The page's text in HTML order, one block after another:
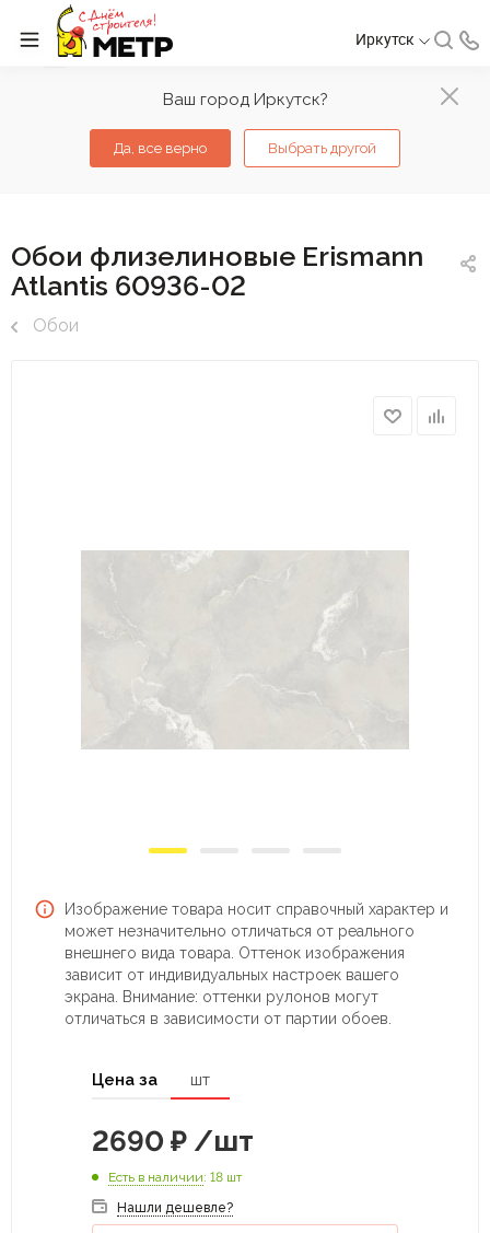
Ваш город Иркутск?
Да, все верно Выбрать другой
Иркутск
Обои флизелиновые Erismann
Atlantis 60936-02
Обои
Изображение товара носит справочный характер и
может незначительно отличаться от реального
внешнего вида товара. Оттенок изображения
зависит от индивидуальных настроек вашего
экрана. Внимание: оттенки рулонов могут
отличаться в зависимости от партии обоев.
Цена за шт
2690 ₽ /шт
Есть в наличии: 18 шт
Нашли дешевле?